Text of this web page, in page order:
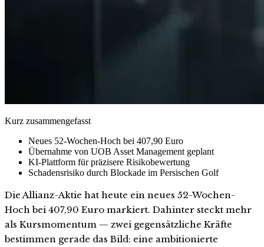
Kurz zusammengefasst
Neues 52-Wochen-Hoch bei 407,90 Euro
Übernahme von UOB Asset Management geplant
KI-Plattform für präzisere Risikobewertung
Schadensrisiko durch Blockade im Persischen Golf
Die Allianz-Aktie hat heute ein neues 52-Wochen-
Hoch bei 407,90 Euro markiert. Dahinter steckt mehr
als Kursmomentum — zwei gegensätzliche Kräfte
bestimmen gerade das Bild: eine ambitionierte